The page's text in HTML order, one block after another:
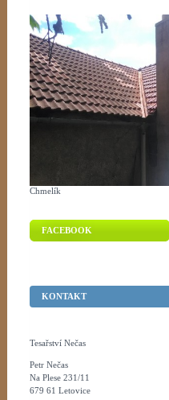
Chmelík
FACEBOOK
KONTAKT
Tesařství Nečas
Petr Nečas
Na Plese 231/11
679 61 Letovice